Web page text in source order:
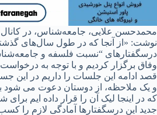
محمدحسن علایی، جامعه‌شناس، در کانال
نوشت: «از آنجا که در طول سال‌های
درسگفتارهای “نسبت فلسفه و
وفاق برگزار کردیم و با توجه به
قصد ادامه این جلسات را داریم در این
و یک ملاحظه، از دوستان دعوت می شود
که در اینجا لیک آن را قرار داده ایم
جدید این درسگفتارها آمادگی لازم را کسب